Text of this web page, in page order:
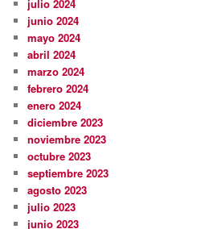
julio 2024
junio 2024
mayo 2024
abril 2024
marzo 2024
febrero 2024
enero 2024
diciembre 2023
noviembre 2023
octubre 2023
septiembre 2023
agosto 2023
julio 2023
junio 2023